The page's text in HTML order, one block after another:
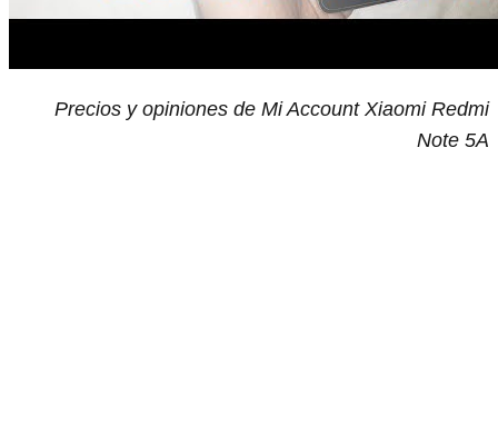
Precios y opiniones de Mi Account Xiaomi Redmi
Note 5A